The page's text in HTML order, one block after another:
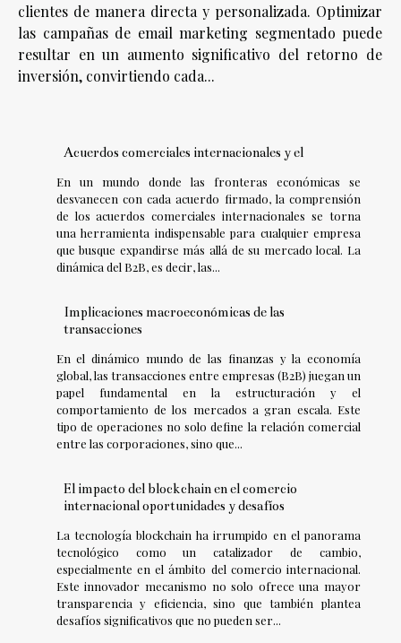
clientes de manera directa y personalizada. Optimizar
las campañas de email marketing segmentado puede
resultar en un aumento significativo del retorno de
inversión, convirtiendo cada...
Acuerdos comerciales internacionales y el
En un mundo donde las fronteras económicas se
desvanecen con cada acuerdo firmado, la comprensión
de los acuerdos comerciales internacionales se torna
una herramienta indispensable para cualquier empresa
que busque expandirse más allá de su mercado local. La
dinámica del B2B, es decir, las...
Implicaciones macroeconómicas de las
transacciones
En el dinámico mundo de las finanzas y la economía
global, las transacciones entre empresas (B2B) juegan un
papel fundamental en la estructuración y el
comportamiento de los mercados a gran escala. Este
tipo de operaciones no solo define la relación comercial
entre las corporaciones, sino que...
El impacto del blockchain en el comercio
internacional oportunidades y desafíos
La tecnología blockchain ha irrumpido en el panorama
tecnológico como un catalizador de cambio,
especialmente en el ámbito del comercio internacional.
Este innovador mecanismo no solo ofrece una mayor
transparencia y eficiencia, sino que también plantea
desafíos significativos que no pueden ser...